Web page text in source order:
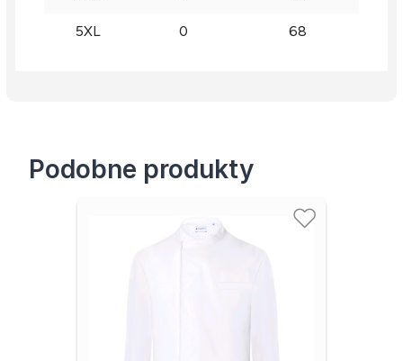
5XL 0 68
Podobne produkty